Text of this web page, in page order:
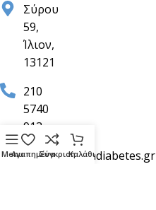
Σύρου
59,
Ίλιον,
13121
210
5740
913
info@pharmadiabetes.gr
MenuΑγαπημέναΣύγκρισηΚαλάθι